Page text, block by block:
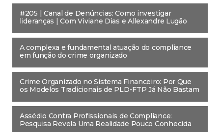
#205 | Canal de Denúncias: Como investigar
lideranças | Com Viviane Dias e Allexandre Lugão
A complexa e fundamental atuação do compliance
em função do crime organizado
Crime Organizado no Sistema Financeiro: Por Que
os Modelos Tradicionais de PLD-FTP Já Não Bastam
Assédio Contra Profissionais de Compliance:
Pesquisa Revela Uma Realidade Pouco Conhecida